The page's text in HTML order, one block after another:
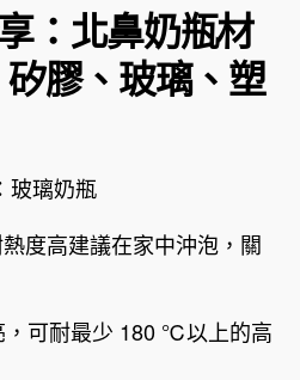
：北鼻奶瓶材
膠、玻璃、塑
玻璃奶瓶
度高建議在家中沖泡，關
，可耐最少 180 ℃以上的高